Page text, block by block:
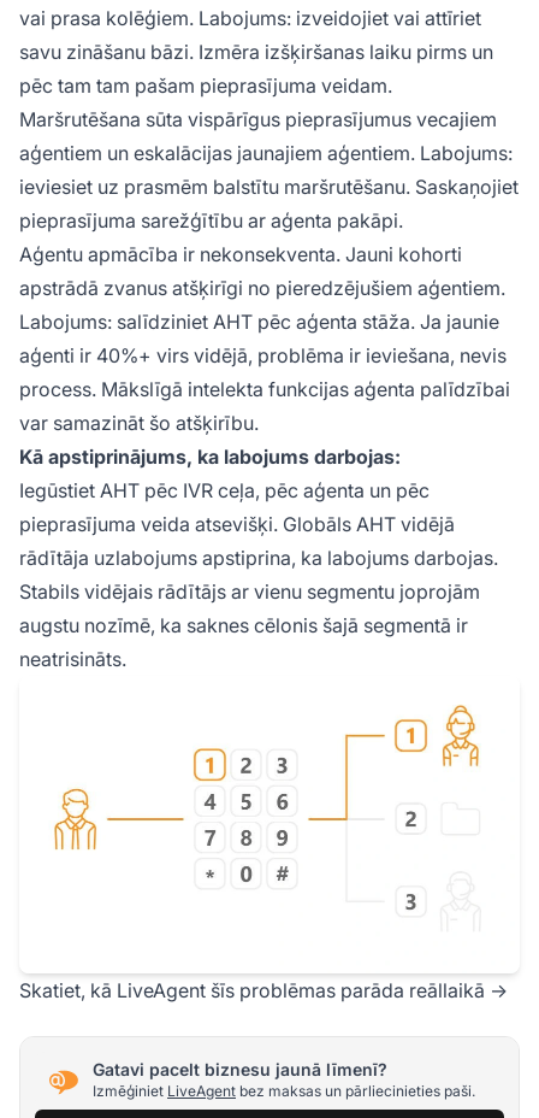
vai prasa kolēģiem. Labojums: izveidojiet vai attīriet
savu zināšanu bāzi. Izmēra izšķiršanas laiku pirms un
pēc tam tam pašam pieprasījuma veidam.
Maršrutēšana sūta vispārīgus pieprasījumus vecajiem
aģentiem un eskalācijas jaunajiem aģentiem. Labojums:
ieviesiet uz prasmēm balstītu maršrutēšanu. Saskaņojiet
pieprasījuma sarežģītību ar aģenta pakāpi.
Aģentu apmācība ir nekonsekventa. Jauni kohorti
apstrādā zvanus atšķirīgi no pieredzējušiem aģentiem.
Labojums: salīdziniet AHT pēc aģenta stāža. Ja jaunie
aģenti ir 40%+ virs vidējā, problēma ir ieviešana, nevis
process. Mākslīgā intelekta funkcijas aģenta palīdzībai
var samazināt šo atšķirību.
Kā apstiprinājums, ka labojums darbojas:
Iegūstiet AHT pēc IVR ceļa, pēc aģenta un pēc
pieprasījuma veida atsevišķi. Globāls AHT vidējā
rādītāja uzlabojums apstiprina, ka labojums darbojas.
Stabils vidējais rādītājs ar vienu segmentu joprojām
augstu nozīmē, ka saknes cēlonis šajā segmentā ir
neatrisināts.
Skatiet, kā LiveAgent šīs problēmas parāda reāllaikā →
Gatavi pacelt biznesu jaunā līmenī?
Izmēģiniet LiveAgent bez maksas un pārliecinieties paši.